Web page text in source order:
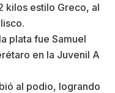
kilos estilo Greco, al
plata fue Samuel
en la Juvenil A
al podio, logrando